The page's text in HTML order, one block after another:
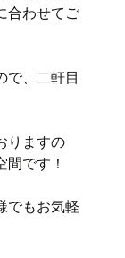
合わせてご
で、二軒目
りますの
です！
でもお気軽